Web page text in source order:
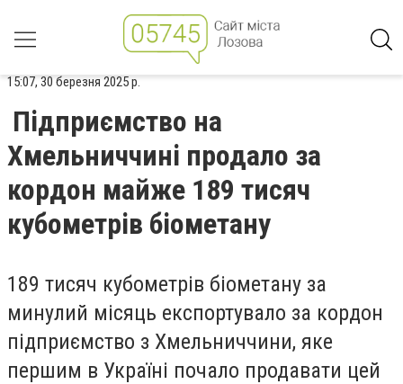
15:07, 30 березня 2025 р.
Підприємство на
Хмельниччині продало за
кордон майже 189 тисяч
кубометрів біометану
189 тисяч кубометрів біометану за
минулий місяць експортувало за кордон
підприємство з Хмельниччини, яке
першим в Україні почало продавати цей